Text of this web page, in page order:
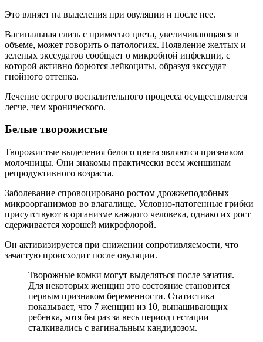
Это влияет на выделения при овуляции и после нее.
Вагинальная слизь с примесью цвета, увеличивающаяся в
объеме, может говорить о патологиях. Появление желтых и
зеленых экссудатов сообщает о микробной инфекции, с
которой активно борются лейкоциты, образуя экссудат
гнойного оттенка.
Лечение острого воспалительного процесса осуществляется
легче, чем хронического.
Белые творожистые
Творожистые выделения белого цвета являются признаком
молочницы. Они знакомы практически всем женщинам
репродуктивного возраста.
Заболевание спровоцировано ростом дрожжеподобных
микроорганизмов во влагалище. Условно-патогенные грибки
присутствуют в организме каждого человека, однако их рост
сдерживается хорошей микрофлорой.
Он активизируется при снижении сопротивляемости, что
зачастую происходит после овуляции.
Творожные комки могут выделяться после зачатия.
Для некоторых женщин это состояние становится
первым признаком беременности. Статистика
показывает, что 7 женщин из 10, вынашивающих
ребенка, хотя бы раз за весь период гестации
сталкивались с вагинальным кандидозом.